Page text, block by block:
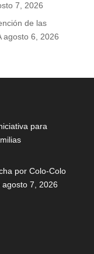
7, 2026
de las
agosto 6, 2026
para
por Colo-Colo
agosto 7, 2026